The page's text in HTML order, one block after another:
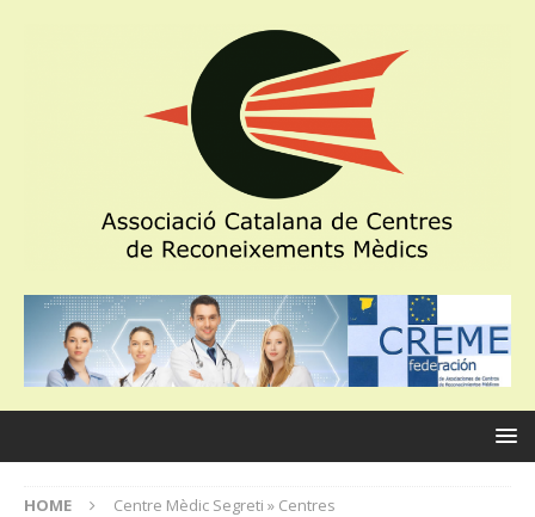
HOME Centre Mèdic Segreti » Centres